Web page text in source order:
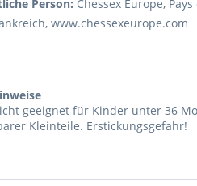
Person: Chessex Europe,
www.chessexeurope.com
geeignet für Kinder unter 36
Kleinteile. Erstickungsgefahr!